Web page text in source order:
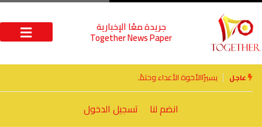
جريدة معًا الإخبارية
Together News Paper
عاجل الأخوة الأعداء وحتمًا لابد من لقاء
انضم لنا تسجيل الدخول